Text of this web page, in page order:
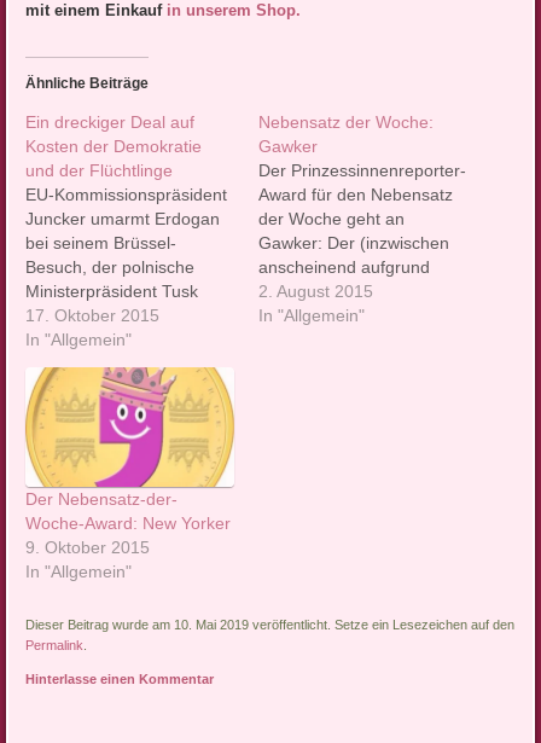
mit einem Einkauf in unserem Shop.
Ähnliche Beiträge
Ein dreckiger Deal auf
Kosten der Demokratie
und der Flüchtlinge
EU-Kommissionspräsident
Juncker umarmt Erdogan
bei seinem Brüssel-
Besuch, der polnische
Ministerpräsident Tusk
nennt die Türkei „der beste
Partner“ für die
Europäische Union – die
Türkei unter der AKP-
Regierung kann sich
derzeit vor Nettigkeiten
aus Europa kaum retten.
Während zwischen Brüssel
und Ankara gute Stimmung
herrscht, ziehen woanders
dunkle Wolken auf. Von…
17. Oktober 2015
In "Allgemein"
Nebensatz der Woche:
Gawker
Der Prinzessinnenreporter-
Award für den Nebensatz
der Woche geht an
Gawker: Der (inzwischen
anscheinend aufgrund
neuester
Verwandtschaftsentwicklungen
2. August 2015
In "Allgemein"
Der Nebensatz-der-
Woche-Award: New Yorker
9. Oktober 2015
In "Allgemein"
Dieser Beitrag wurde am 10. Mai 2019 veröffentlicht. Setze ein Lesezeichen auf den
Permalink
Hinterlasse einen Kommentar